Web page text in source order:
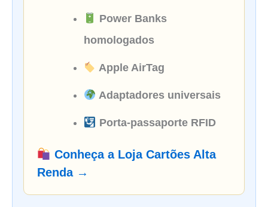
Power Banks
homologados
Apple AirTag
Adaptadores universais
Porta-passaporte RFID
Conheça a Loja Cartões Alta
Renda →